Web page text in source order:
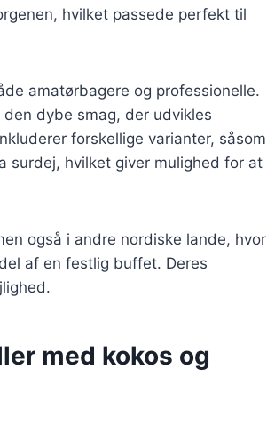
hvilket passede perfekt til
amatørbagere og professionelle.
dybe smag, der udvikles
forskellige varianter, såsom
surdej, hvilket giver mulighed for at
også i andre nordiske lande, hvor
af en festlig buffet. Deres
med kokos og